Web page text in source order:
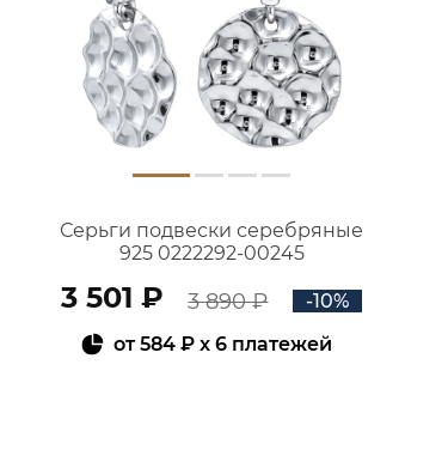
Серьги подвески серебряные
925 0222292-00245
3 501 ₽ 3 890 ₽
-10%
от584 ₽ x 6 платежей